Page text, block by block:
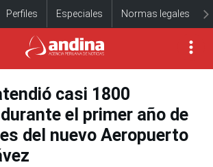
Perfiles Especiales Normas legales
casi 1800
el primer año de
del nuevo Aeropuerto